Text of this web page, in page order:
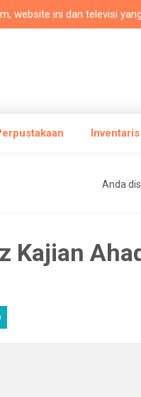
ini dan televisi yang
Inventaris
Anda
Kajian